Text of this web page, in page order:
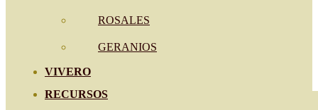
ROSALES
GERANIOS
VIVERO
RECURSOS